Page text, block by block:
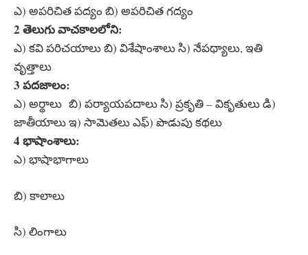
ఎ) అపరిచిత పద్యం బి) అపరిచిత గద్యం
2 తెలుగు వాచకాలలోని:
ఎ) కవి పరిచయాలు బి) విశేషాంశాలు సి) నేపథ్యాలు, ఇతి
వృత్తాలు
3 పదజాలం:
ఎ) అర్థాలు బి) పర్యాయపదాలు సి) ప్రకృతి – వికృతులు డి)
జాతీయాలు ఇ) సామెతలు ఎఫ్) పొడుపు కథలు
4 భాషాంశాలు:
ఎ) భాషాభాగాలు
బి) కాలాలు
సి) లింగాలు